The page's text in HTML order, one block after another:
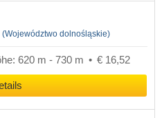
dolnośląskie)
620 m - 730 m € 16,52